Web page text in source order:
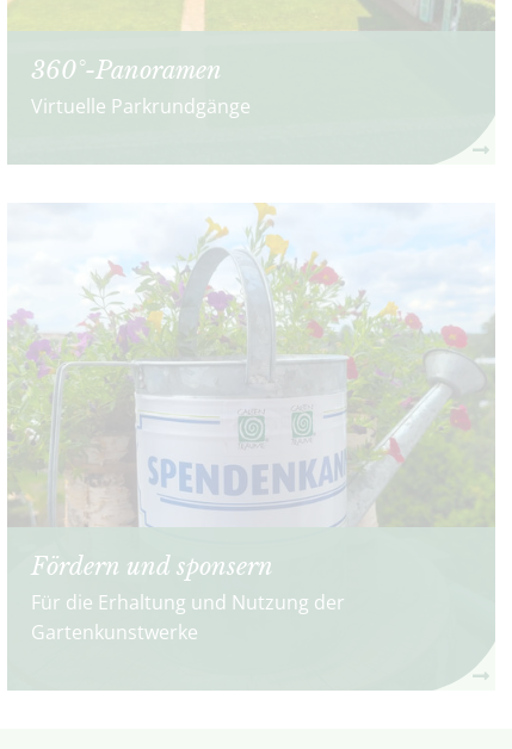
360°-Panoramen
Virtuelle Parkrundgänge
Fördern und sponsern
Für die Erhaltung und Nutzung der
Gartenkunstwerke